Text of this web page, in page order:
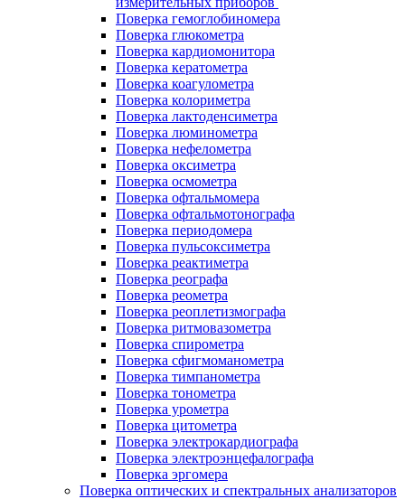
Поверка гемоглобиномера
Поверка глюкометра
Поверка кардиомонитора
Поверка кератометра
Поверка коагулометра
Поверка колориметра
Поверка лактоденсиметра
Поверка люминометра
Поверка нефелометра
Поверка оксиметра
Поверка осмометра
Поверка офтальмомера
Поверка офтальмотонографа
Поверка периодомера
Поверка пульсоксиметра
Поверка реактиметра
Поверка реографа
Поверка реометра
Поверка реоплетизмографа
Поверка ритмовазометра
Поверка спирометра
Поверка сфигмоманометра
Поверка тимпанометра
Поверка тонометра
Поверка урометра
Поверка цитометра
Поверка электрокардиографа
Поверка электроэнцефалографа
Поверка эргомера
Поверка оптических и спектральных анализаторов